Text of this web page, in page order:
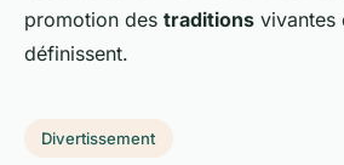
promotion des traditions vivantes
définissent.
Divertissement